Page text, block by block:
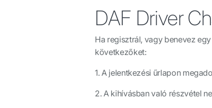
DAF Driver
Ha regisztrál, vagy benevez
következőket:
1. A jelentkezési űrlapon
2. A kihívásban való részvétel